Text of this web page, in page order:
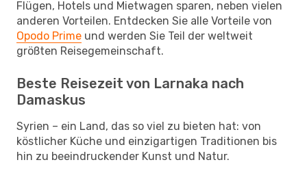
Flügen, Hotels und Mietwagen sparen, neben vielen
anderen Vorteilen. Entdecken Sie alle Vorteile von
Opodo Prime und werden Sie Teil der weltweit
größten Reisegemeinschaft.
Beste Reisezeit von Larnaka nach
Damaskus
Syrien – ein Land, das so viel zu bieten hat: von
köstlicher Küche und einzigartigen Traditionen bis
hin zu beeindruckender Kunst und Natur.